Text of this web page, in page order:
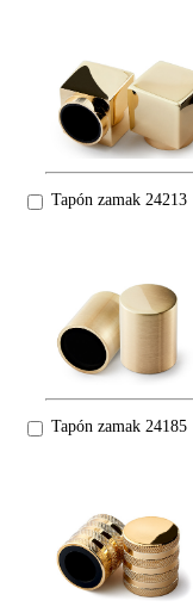
Tapón zamak 24213
Tapón zamak 24185